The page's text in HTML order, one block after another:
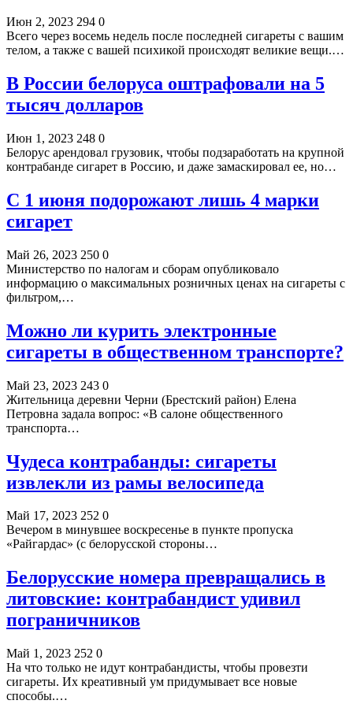
Июн 2, 2023 294 0
Всего через восемь недель после последней сигареты с вашим
телом, а также с вашей психикой происходят великие вещи.…
В России белоруса оштрафовали на 5
тысяч долларов
Июн 1, 2023 248 0
Белорус арендовал грузовик, чтобы подзаработать на крупной
контрабанде сигарет в Россию, и даже замаскировал ее, но…
С 1 июня подорожают лишь 4 марки
сигарет
Май 26, 2023 250 0
Министерство по налогам и сборам опубликовало
информацию о максимальных розничных ценах на сигареты с
фильтром,…
Можно ли курить электронные
сигареты в общественном транспорте?
Май 23, 2023 243 0
Жительница деревни Черни (Брестский район) Елена
Петровна задала вопрос: «В салоне общественного
транспорта…
Чудеса контрабанды: сигареты
извлекли из рамы велосипеда
Май 17, 2023 252 0
Вечером в минувшее воскресенье в пункте пропуска
«Райгардас» (с белорусской стороны…
Белорусские номера превращались в
литовские: контрабандист удивил
пограничников
Май 1, 2023 252 0
На что только не идут контрабандисты, чтобы провезти
сигареты. Их креативный ум придумывает все новые
способы.…